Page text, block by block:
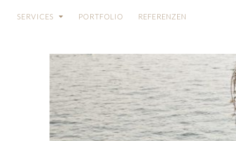
SERVICES PORTFOLIO REFERENZEN
HOCHZEIT IN